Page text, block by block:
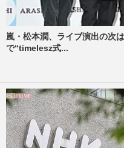
嵐・松本潤、ライブ演出の次
で“timelesz式...